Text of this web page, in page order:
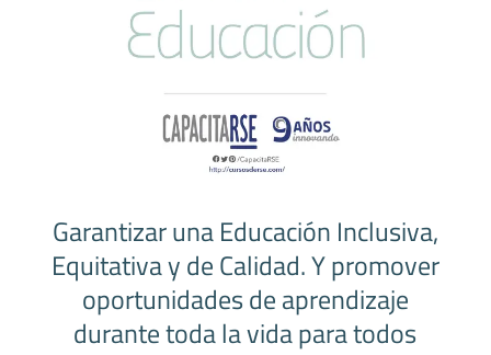
Garantizar una Educación Inclusiva,
Equitativa y de Calidad. Y promover
oportunidades de aprendizaje
durante toda la vida para todos